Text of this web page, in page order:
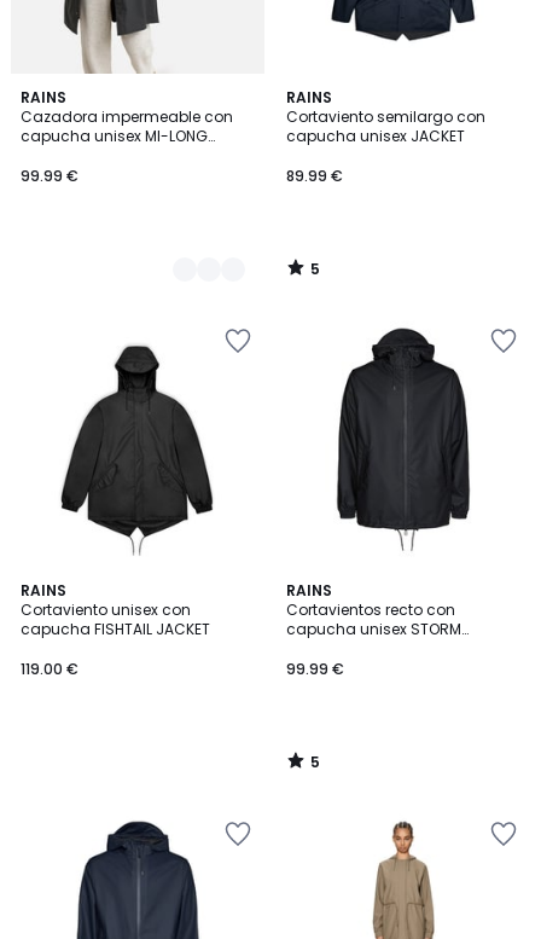
RAINS
Cazadora impermeable con
capucha unisex MI-LONG
99.99 €
2
Colores
RAINS
Cortaviento semilargo con
capucha unisex JACKET
89.99 €
5
/
5
5
/
RAINS
Cortaviento unisex con
capucha FISHTAIL JACKET
119.00 €
RAINS
Cortavientos recto con
capucha unisex STORM
99.99 €
5
/
5
5
/